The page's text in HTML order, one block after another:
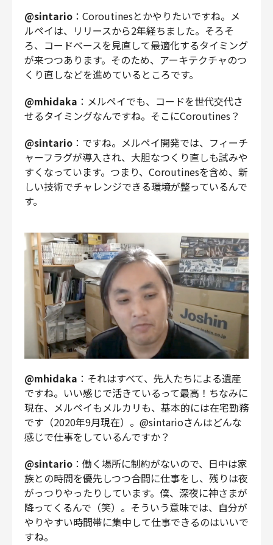
@sintario ：Coroutinesとかやりたいですね。メ
ルペイは、リリースから2年経ちました。そろそ
ろ、コードベースを見直して最適化するタイミング
が来つつあります。そのため、アーキテクチャのつ
くり直しなどを進めているところです。
@mhidaka ：メルペイでも、コードを世代交代さ
せるタイミングなんですね。そこにCoroutines？
@sintario ：ですね。メルペイ開発では、フィーチ
ャーフラグが導入され、大胆なつくり直しも試みや
すくなっています。つまり、Coroutinesを含め、新
しい技術でチャレンジできる環境が整っているんで
す。
@mhidaka ：それはすべて、先人たちによる遺産
ですね。いい感じで活きているって最高！ちなみに
現在、メルペイもメルカリも、基本的には在宅勤務
です（2020年9月現在）。@sintarioさんはどんな
感じで仕事をしているんですか？
@sintario ：働く場所に制約がないので、日中は家
族との時間を優先しつつ合間に仕事をし、残りは夜
がっつりやったりしています。僕、深夜に神さまが
降ってくるんで（笑）。そういう意味では、自分が
やりやすい時間帯に集中して仕事できるのはいいで
すね。